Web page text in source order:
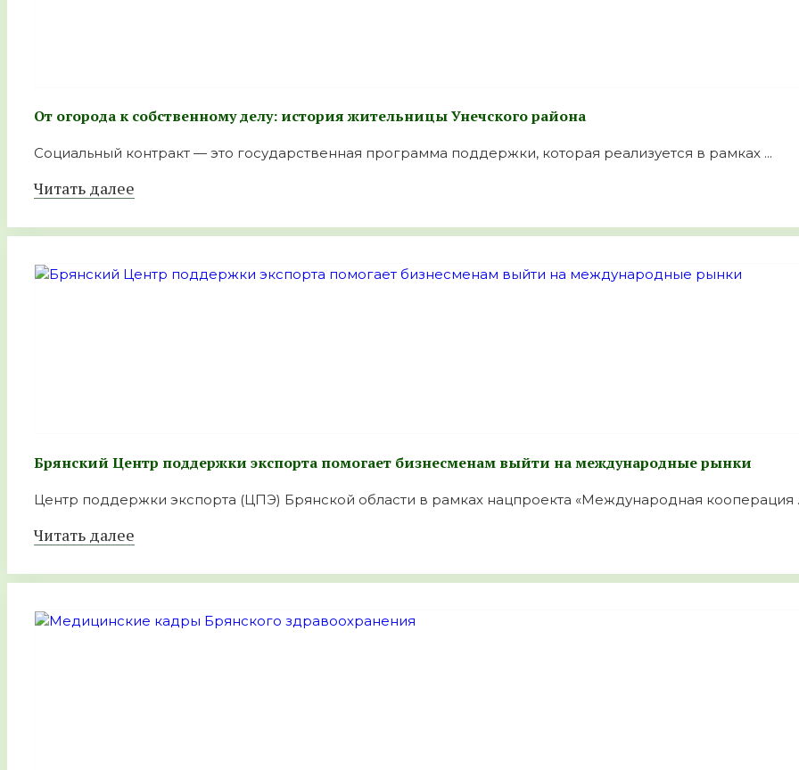
От огорода к собственному делу: история жительницы Унечского района
Социальный контракт — это государственная программа поддержки, которая реализуется в рамках ...
Читать далее
Брянский Центр поддержки экспорта помогает бизнесменам выйти на международные рынки
Центр поддержки экспорта (ЦПЭ) Брянской области в рамках нацпроекта «Международная кооперация
Читать далее